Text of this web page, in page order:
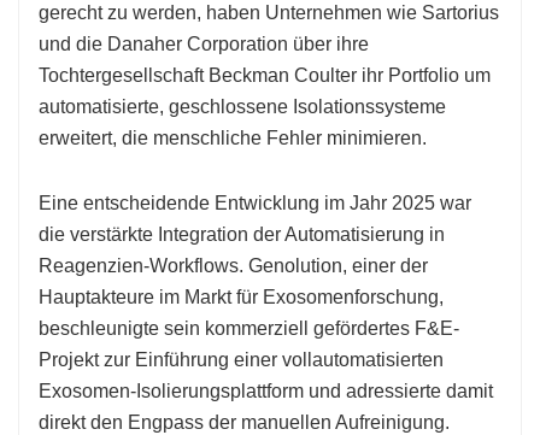
gerecht zu werden, haben Unternehmen wie Sartorius
und die Danaher Corporation über ihre
Tochtergesellschaft Beckman Coulter ihr Portfolio um
automatisierte, geschlossene Isolationssysteme
erweitert, die menschliche Fehler minimieren.
Eine entscheidende Entwicklung im Jahr 2025 war
die verstärkte Integration der Automatisierung in
Reagenzien-Workflows. Genolution, einer der
Hauptakteure im Markt für Exosomenforschung,
beschleunigte sein kommerziell gefördertes F&E-
Projekt zur Einführung einer vollautomatisierten
Exosomen-Isolierungsplattform und adressierte damit
direkt den Engpass der manuellen Aufreinigung.